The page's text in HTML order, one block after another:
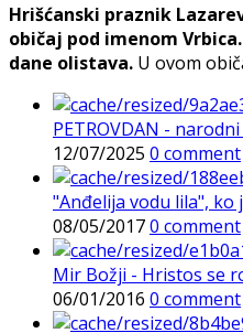
Hrišćanski praznik
običaj pod imenom
dane olistava. U ovom
PETROVDAN -
12/07/2025 0 comment
"Anđelija vodu lila", ko
08/05/20170 comment
Mir Božji - Hristos se
06/01/2016 0 comment